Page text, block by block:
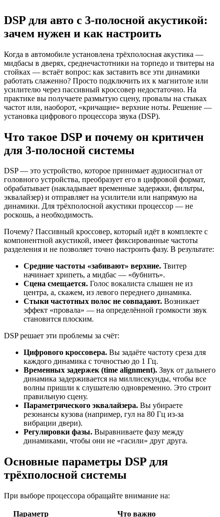
DSP для авто с 3-полосной акустикой:
зачем нужен и как настроить
Когда в автомобиле установлена трёхполосная акустика —
мидбасы в дверях, среднечастотники на торпедо и твитеры на
стойках — встаёт вопрос: как заставить все эти динамики
работать слаженно? Просто подключить их к магнитоле или
усилителю через пассивный кроссовер недостаточно. На
практике вы получаете размытую сцену, провалы на стыках
частот или, наоборот, «кричащие» верхние ноты. Решение —
установка цифрового процессора звука (DSP).
Что такое DSP и почему он критичен
для 3-полосной системы
DSP — это устройство, которое принимает аудиосигнал от
головного устройства, преобразует его в цифровой формат,
обрабатывает (накладывает временные задержки, фильтры,
эквалайзер) и отправляет на усилители или напрямую на
динамики. Для трёхполосной акустики процессор — не
роскошь, а необходимость.
Почему? Пассивный кроссовер, который идёт в комплекте с
компонентной акустикой, имеет фиксированные частоты
разделения и не позволяет точно настроить фазу. В результате:
Средние частоты «забивают» верхние. Твитер
начинает хрипеть, а мидбас — «бубнить».
Сцена смещается. Голос вокалиста слышен не из
центра, а, скажем, из левого переднего динамика.
Стыки частотных полос не совпадают. Возникает
эффект «провала» — на определённой громкости звук
становится плоским.
DSP решает эти проблемы за счёт:
Цифрового кроссовера. Вы задаёте частоту среза для
каждого динамика с точностью до 1 Гц.
Временных задержек (time alignment). Звук от дальнего
динамика задерживается на миллисекунды, чтобы все
волны пришли к слушателю одновременно. Это строит
правильную сцену.
Параметрического эквалайзера. Вы убираете
резонансы кузова (например, гул на 80 Гц из-за
вибрации двери).
Регулировки фазы. Выравниваете фазу между
динамиками, чтобы они не «гасили» друг друга.
Основные параметры DSP для
трёхполосной системы
При выборе процессора обращайте внимание на:
Параметр Что важно